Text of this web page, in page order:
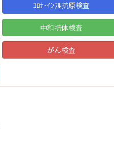
ｺﾛﾅ･ｲﾝﾌﾙ抗原検査
中和抗体検査
がん検査